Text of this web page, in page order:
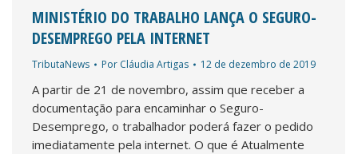
MINISTÉRIO DO TRABALHO LANÇA O SEGURO-
DESEMPREGO PELA INTERNET
TributaNews Por Cláudia Artigas 12 de dezembro de 2019
A partir de 21 de novembro, assim que receber a
documentação para encaminhar o Seguro-
Desemprego, o trabalhador poderá fazer o pedido
imediatamente pela internet. O que é Atualmente